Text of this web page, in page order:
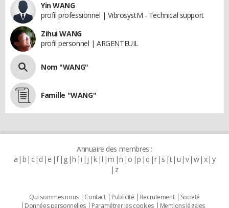
Yin WANG
profil professionnel | VibrosystM - Technical support
Zihui WANG
profil personnel | ARGENTEUIL
Nom "WANG"
Famille "WANG"
Annuaire des membres :
a b c d e f g h i j k l m n o p q r s t u v w x y
z
Qui sommes nous Contact Publicité Recrutement
Societé
Données personnelles
Paramétrer les cookies Mentions légales